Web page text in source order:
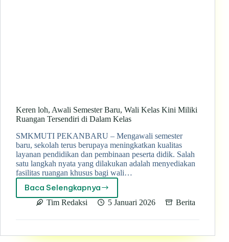
Keren loh, Awali Semester Baru, Wali Kelas Kini Miliki
Ruangan Tersendiri di Dalam Kelas
SMKMUTI PEKANBARU – Mengawali semester
baru, sekolah terus berupaya meningkatkan kualitas
layanan pendidikan dan pembinaan peserta didik. Salah
satu langkah nyata yang dilakukan adalah menyediakan
fasilitas ruangan khusus bagi wali…
Baca Selengkapnya
Keren
loh,
Semester
Tim Redaksi 5 Januari 2026 Berita